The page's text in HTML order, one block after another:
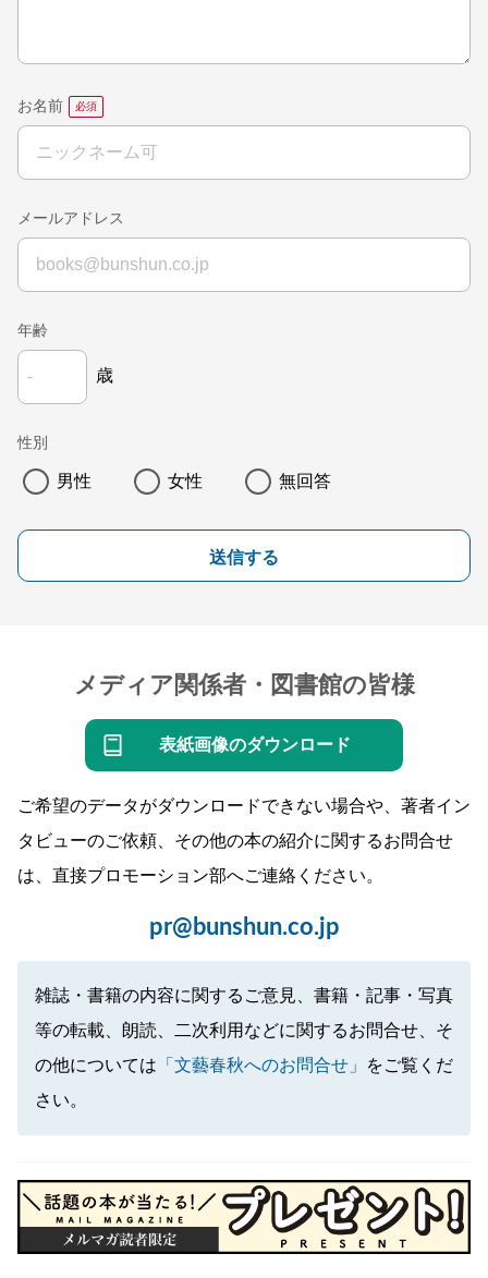
お名前
メールアドレス
年齢
歳
性別
男性 女性 無回答
送信する
メディア関係者・図書館の皆様
表紙画像のダウンロード
ご希望のデータがダウンロードできない場合や、著者イン
タビューのご依頼、その他の本の紹介に関するお問合せ
は、直接プロモーション部へご連絡ください。
pr@bunshun.co.jp
雑誌・書籍の内容に関するご意見、書籍・記事・写真
等の転載、朗読、二次利用などに関するお問合せ、そ
の他については 「文藝春秋へのお問合せ」
をご覧くだ
さい。